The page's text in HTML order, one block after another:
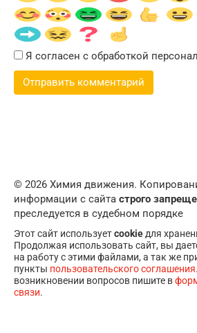
Я согласен с обработкой
© 2026 Химия движения.
информации с сайта строго
преследуется в судебном порядке
Этот сайт используетcookie для
Продолжая использовать сайт, вы
на работу с этими файлами, а так же
пункты пользовательского соглашения
возникновении вопросов пишите в
связи.